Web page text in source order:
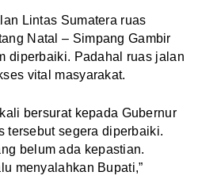
Lintas Sumatera ruas
Natal – Simpang Gambir
diperbaiki. Padahal ruas jalan
vital masyarakat.
bersurat kepada Gubernur
tersebut segera diperbaiki.
belum ada kepastian.
menyalahkan Bupati,”